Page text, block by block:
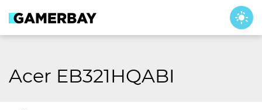
content
Acer EB321HQABI